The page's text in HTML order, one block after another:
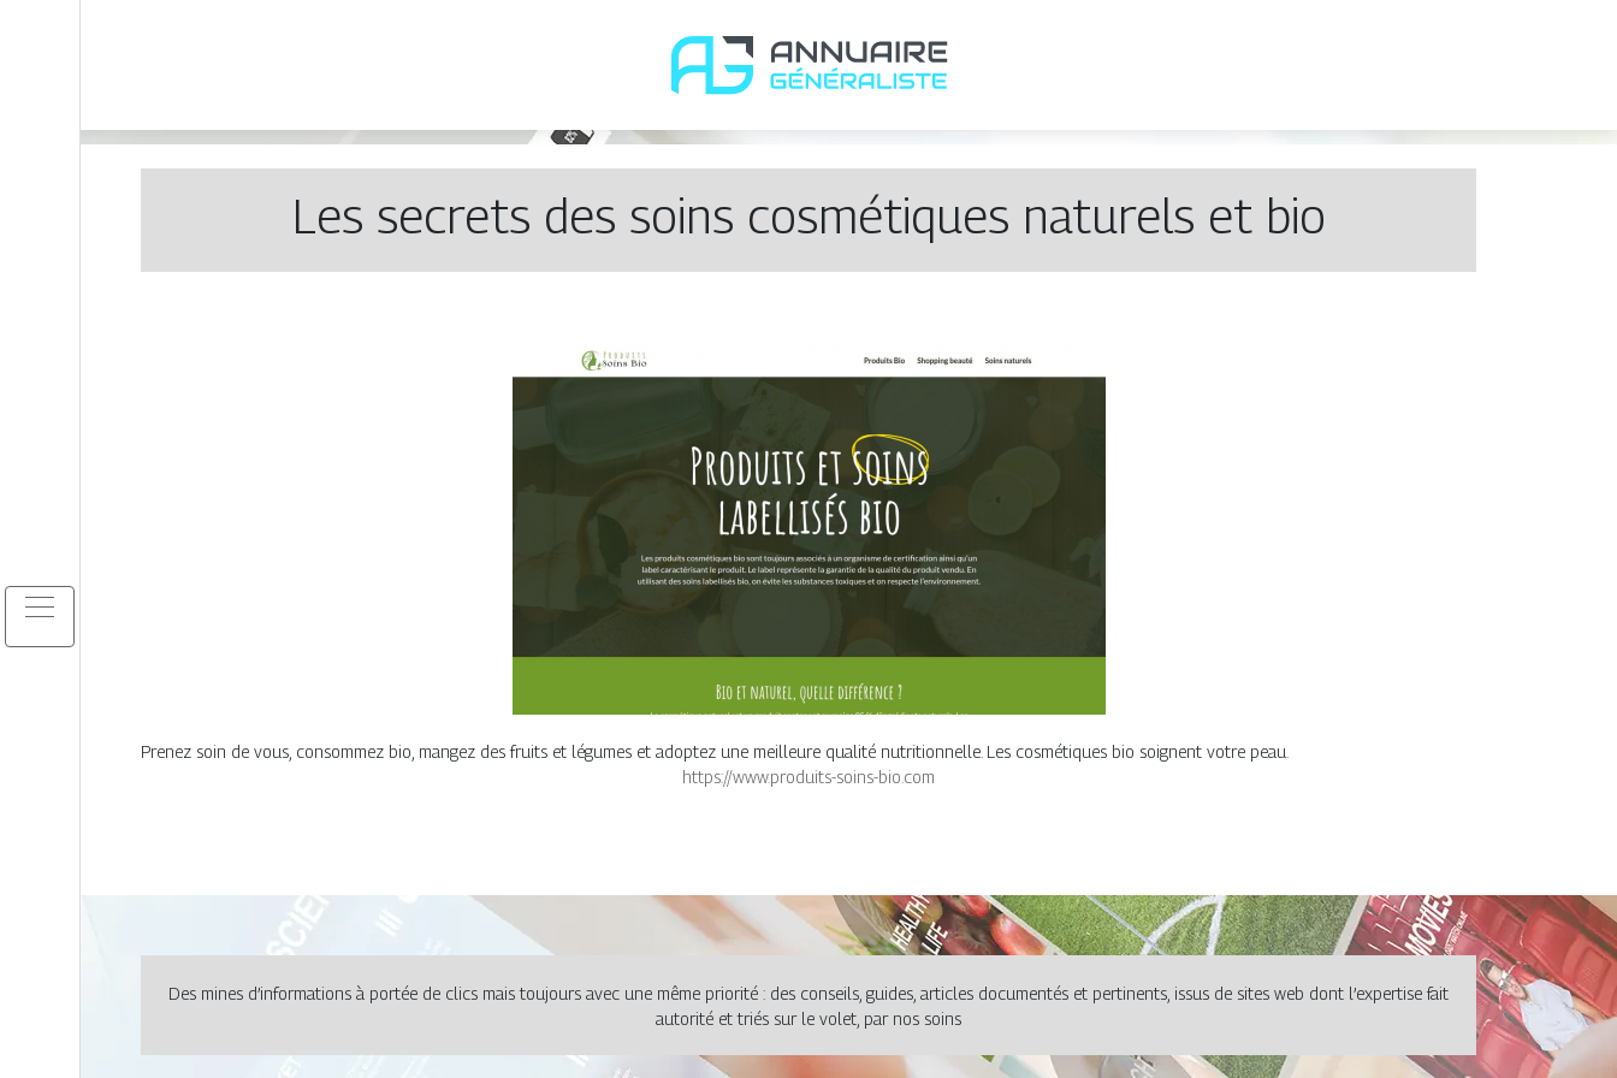
Les secrets des soins cosmétiques naturels et bio
Prenez soin de vous, consommez bio, mangez des fruits et légumes et adoptez une meilleure qualité nutritionnelle. Les cosmétiques bio soignent votre peau.
https://www.produits-soins-bio.com
Des mines d’informations à portée de clics mais toujours avec une même priorité : des conseils, guides, articles documentés et pertinents, issus de sites web dont l’expertise fait
autorité et triés sur le volet, par nos soins